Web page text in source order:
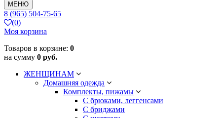
МЕНЮ
8 (965) 504-75-65
(0)
Моя корзина
Товаров в корзине: 0
на сумму 0 руб.
ЖЕНЩИНАМ
Домашняя одежда
Комплекты, пижамы
С брюками, леггенсами
С бриджами